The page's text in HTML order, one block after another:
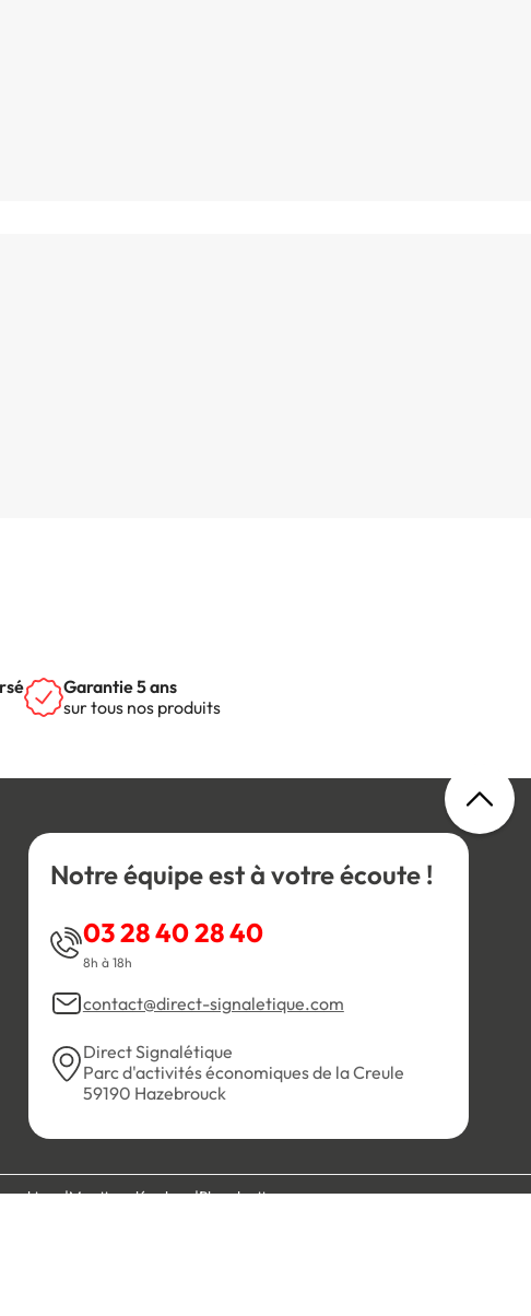
Garantie 5 ans
sur tous nos produits
Notre équipe est à votre écoute !
03 28 40 28 40
8h à 18h
contact@direct-signaletique.com
Direct Signalétique
Parc d'activités économiques de la Creule
59190 Hazebrouck
Mentions légales Plan du site